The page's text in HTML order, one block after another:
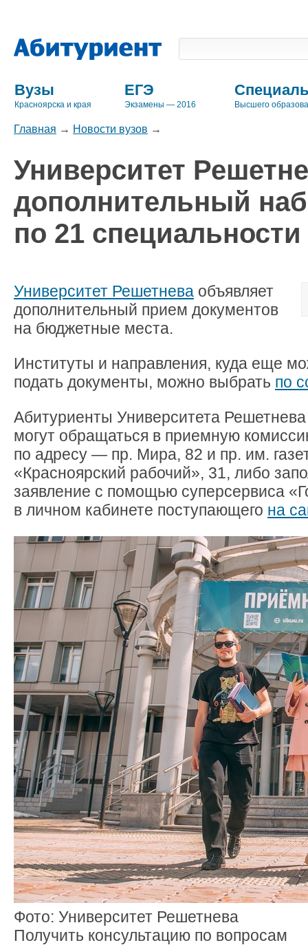
Вузы
Красноярска и края
ЕГЭ
Экзамены — 2016 Высшего
Главная → Новости вузов →
Университет
дополнительный
по 21 специальности
Университет Решетнева объявляет
дополнительный прием документов
на бюджетные места.
Институты и направления, куда еще
подать документы, можно выбрать по
Абитуриенты Университета
могут обращаться в приемную
по адресу — пр. Мира, 82 и пр. им.
«Красноярский рабочий», 31, либо
заявление с помощью суперсервиса
в личном кабинете поступающего на
Фото: Университет Решетнева
Получить консультацию по вопросам